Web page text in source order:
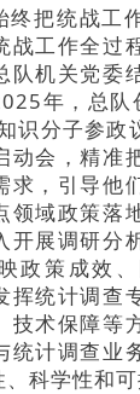
终把统战工
战工作全过
队机关党委
年，总队
识分子参政
动会，精准
求，引导他
领域政策落
开展调研分
政策成效
挥统计调查
技术保障等
统计调查业
科学性和可